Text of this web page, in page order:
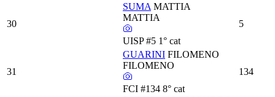
30
SUMA MATTIA
MATTIA
UISP #5 1° cat
5
31
GUARINI FILOMENO
FILOMENO
FCI #134 8° cat
134